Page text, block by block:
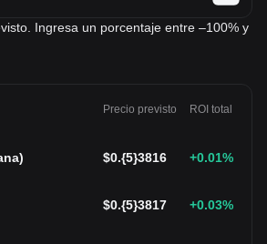
Ingresa un porcentaje entre –100% y
Precio previsto ROI total
) $0.{5}3816 +0.01%
$0.{5}3817 +0.03%